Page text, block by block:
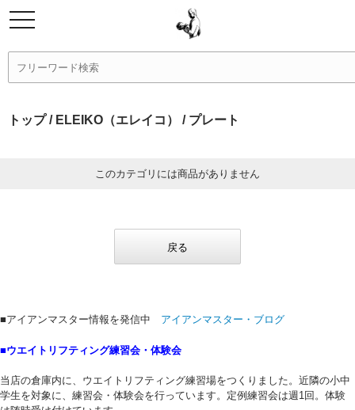
トップ/ ELEIKO（エレイコ） / プレート
このカテゴリには商品がありません
戻る
■アイアンマスター情報を発信中 アイアンマスター・ブログ
■ウエイトリフティング練習会・体験会
当店の倉庫内に、ウエイトリフティング練習場をつくりました。近隣の小中
学生を対象に、練習会・体験会を行っています。定例練習会は週1回。体験